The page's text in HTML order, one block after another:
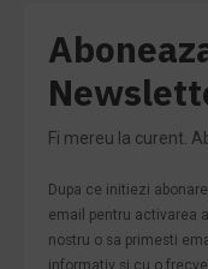
Fi mereu la curent.
Dupa ce initiezi
email pentru activarea
nostru o sa primesti
informativ si cu o